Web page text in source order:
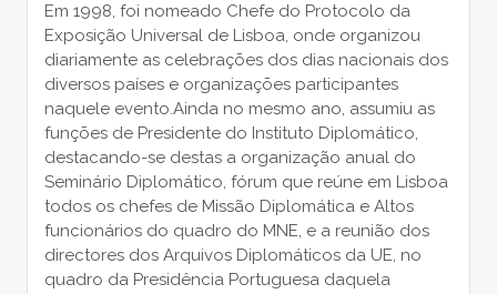
Em 1998, foi nomeado Chefe do Protocolo da
Exposição Universal de Lisboa, onde organizou
diariamente as celebrações dos dias nacionais dos
diversos países e organizações participantes
naquele evento.Ainda no mesmo ano, assumiu as
funções de Presidente do Instituto Diplomático,
destacando-se destas a organização anual do
Seminário Diplomático, fórum que reúne em Lisboa
todos os chefes de Missão Diplomática e Altos
funcionários do quadro do MNE, e a reunião dos
directores dos Arquivos Diplomáticos da UE, no
quadro da Presidência Portuguesa daquela